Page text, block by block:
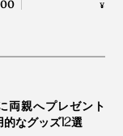
¥
両親へプレゼント
的なグッズ12選